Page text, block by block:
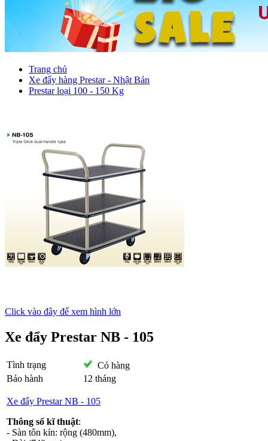
Trang chủ
Xe đẩy hàng Prestar - Nhật Bản
Prestar loại 100 - 150 Kg
Click vào đây để xem hình lớn
Xe đẩy Prestar NB - 105
Tình trạng
Có hàng
Bảo hành
12 tháng
Xe đẩy Prestar NB - 105
Thông số kĩ thuật:
- Sàn tôn kín: rộng (480mm),